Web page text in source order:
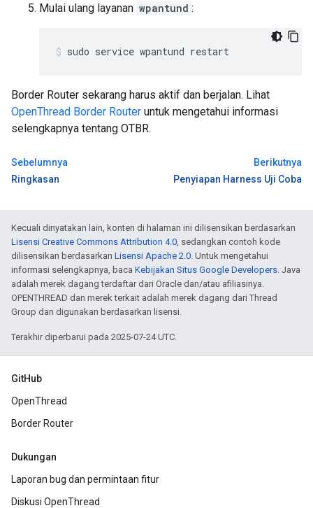
Mulai ulang layanan wpantund :
sudo service wpantund restart
Border Router sekarang harus aktif dan berjalan. Lihat
OpenThread Border Router untuk mengetahui informasi
selengkapnya tentang OTBR.
Sebelumnya
Ringkasan
Berikutnya
Penyiapan Harness Uji Coba
Kecuali dinyatakan lain, konten di halaman ini dilisensikan berdasarkan
Lisensi Creative Commons Attribution 4.0 , sedangkan contoh kode
dilisensikan berdasarkan Lisensi Apache 2.0 . Untuk mengetahui
informasi selengkapnya, baca Kebijakan Situs Google Developers . Java
adalah merek dagang terdaftar dari Oracle dan/atau afiliasinya.
OPENTHREAD dan merek terkait adalah merek dagang dari Thread
Group dan digunakan berdasarkan lisensi.
Terakhir diperbarui pada 2025-07-24 UTC.
GitHub
OpenThread
Border Router
Dukungan
Laporan bug dan permintaan fitur
Diskusi OpenThread